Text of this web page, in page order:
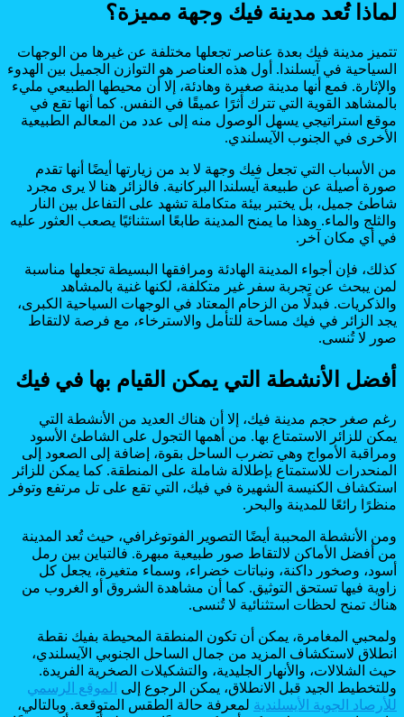
لماذا تُعد مدينة فيك وجهة مميزة؟
تتميز مدينة فيك بعدة عناصر تجعلها مختلفة عن غيرها من الوجهات
السياحية في آيسلندا. أول هذه العناصر هو التوازن الجميل بين الهدوء
والإثارة. فمع أنها مدينة صغيرة وهادئة، إلا أن محيطها الطبيعي مليء
بالمشاهد القوية التي تترك أثرًا عميقًا في النفس. كما أنها تقع في
موقع استراتيجي يسهل الوصول منه إلى عدد من المعالم الطبيعية
الأخرى في الجنوب الآيسلندي.
من الأسباب التي تجعل فيك وجهة لا بد من زيارتها أيضًا أنها تقدم
صورة أصيلة عن طبيعة آيسلندا البركانية. فالزائر هنا لا يرى مجرد
شاطئ جميل، بل يختبر بيئة متكاملة تشهد على التفاعل بين النار
والثلج والماء. وهذا ما يمنح المدينة طابعًا استثنائيًا يصعب العثور عليه
في أي مكان آخر.
كذلك، فإن أجواء المدينة الهادئة ومرافقها البسيطة تجعلها مناسبة
لمن يبحث عن تجربة سفر غير متكلفة، لكنها غنية بالمشاهد
والذكريات. فبدلًا من الزحام المعتاد في الوجهات السياحية الكبرى،
يجد الزائر في فيك مساحة للتأمل والاسترخاء، مع فرصة لالتقاط
صور لا تُنسى.
أفضل الأنشطة التي يمكن القيام بها في فيك
رغم صغر حجم مدينة فيك، إلا أن هناك العديد من الأنشطة التي
يمكن للزائر الاستمتاع بها. من أهمها التجول على الشاطئ الأسود
ومراقبة الأمواج وهي تضرب الساحل بقوة، إضافة إلى الصعود إلى
المنحدرات للاستمتاع بإطلالة شاملة على المنطقة. كما يمكن للزائر
استكشاف الكنيسة الشهيرة في فيك، التي تقع على تل مرتفع وتوفر
منظرًا رائعًا للمدينة والبحر.
ومن الأنشطة المحببة أيضًا التصوير الفوتوغرافي، حيث تُعد المدينة
من أفضل الأماكن لالتقاط صور طبيعية مبهرة. فالتباين بين رمل
أسود، وصخور داكنة، ونباتات خضراء، وسماء متغيرة، يجعل كل
زاوية فيها تستحق التوثيق. كما أن مشاهدة الشروق أو الغروب من
هناك تمنح لحظات استثنائية لا تُنسى.
ولمحبي المغامرة، يمكن أن تكون المنطقة المحيطة بفيك نقطة
انطلاق لاستكشاف المزيد من جمال الساحل الجنوبي الآيسلندي،
حيث الشلالات، والأنهار الجليدية، والتشكيلات الصخرية الفريدة.
وللتخطيط الجيد قبل الانطلاق، يمكن الرجوع إلى
الموقع الرسمي
للأرصاد الجوية الأيسلندية لمعرفة حالة الطقس المتوقعة. وبالتالي،